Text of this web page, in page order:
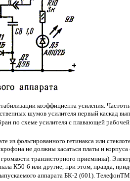
коэффициента усиления.
шумов усилителя первый каскад
по схеме усилителя с плавающей
фольгированного гетинакса или
не должны касаться платы и корпуса
транзисторного приемника).
К50-6 или другие, при этом, правда,
аппарата БК-2 (601).